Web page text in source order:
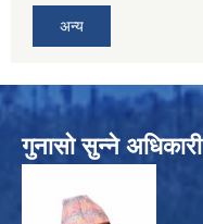
अन्य
गुनासो सुन्ने अधिकारी